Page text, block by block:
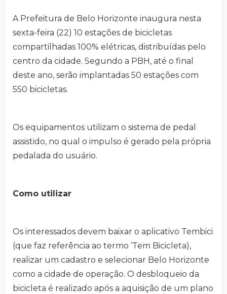
A Prefeitura de Belo Horizonte inaugura nesta
sexta-feira (22) 10 estações de bicicletas
compartilhadas 100% elétricas, distribuídas pelo
centro da cidade. Segundo a PBH, até o final
deste ano, serão implantadas 50 estações com
550 bicicletas.
Os equipamentos utilizam o sistema de pedal
assistido, no qual o impulso é gerado pela própria
pedalada do usuário.
Como utilizar
Os interessados devem baixar o aplicativo Tembici
(que faz referência ao termo ‘Tem Bicicleta),
realizar um cadastro e selecionar Belo Horizonte
como a cidade de operação. O desbloqueio da
bicicleta é realizado após a aquisição de um plano